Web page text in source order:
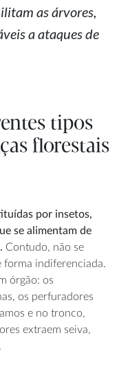
as árvores,
a ataques de
tipos
florestais
por insetos,
se alimentam de
Contudo, não se
forma indiferenciada.
órgão: os
os perfuradores
e no tronco,
extraem seiva,